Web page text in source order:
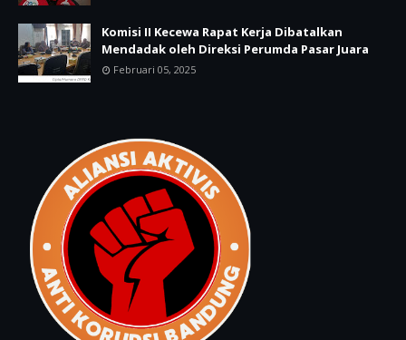
Komisi II Kecewa Rapat Kerja Dibatalkan
Mendadak oleh Direksi Perumda Pasar Juara
Februari 05, 2025